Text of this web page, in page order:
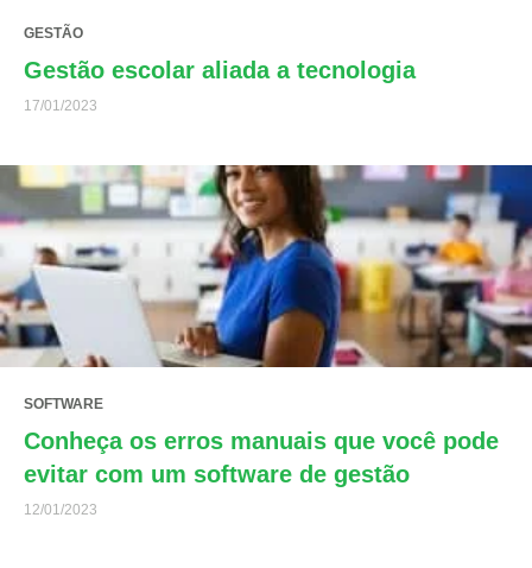
GESTÃO
Gestão escolar aliada a tecnologia
17/01/2023
SOFTWARE
Conheça os erros manuais que você pode
evitar com um software de gestão
12/01/2023